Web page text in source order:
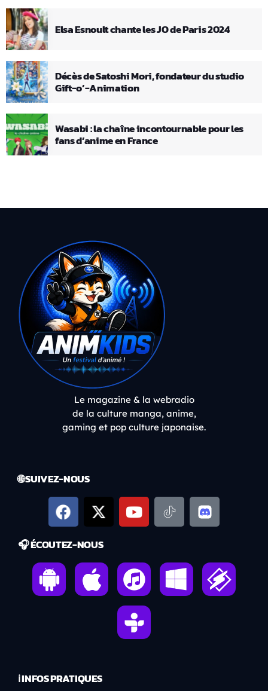
Elsa Esnoult chante les JO de Paris 2024
Décès de Satoshi Mori, fondateur du studio
Gift-o’-Animation
Wasabi : la chaîne incontournable pour les
fans d’anime en France
Le magazine & la webradio
de la culture manga, anime,
gaming et pop culture japonaise.
🌐 SUIVEZ-NOUS
🎧 ÉCOUTEZ-NOUS
ℹ️ INFOS PRATIQUES